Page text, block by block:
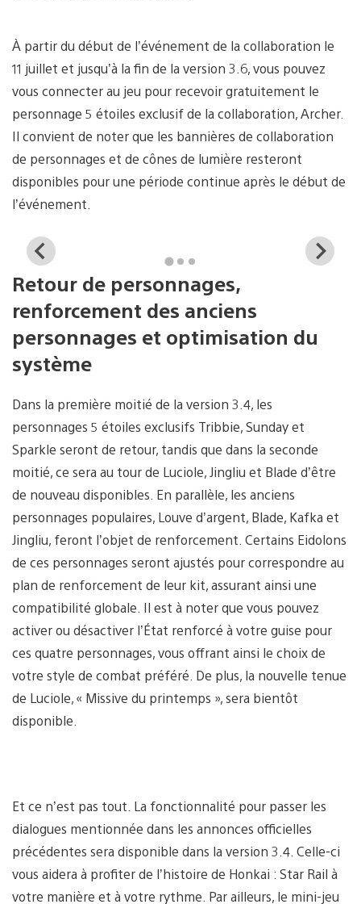
À partir du début de l’événement de la collaboration le
11 juillet et jusqu’à la fin de la version 3.6, vous pouvez
vous connecter au jeu pour recevoir gratuitement le
personnage 5 étoiles exclusif de la collaboration, Archer.
Il convient de noter que les bannières de collaboration
de personnages et de cônes de lumière resteront
disponibles pour une période continue après le début de
l’événement.
View
download
image
Retour de personnages,
renforcement des anciens
personnages et optimisation du
système
Dans la première moitié de la version 3.4, les
personnages 5 étoiles exclusifs Tribbie, Sunday et
Sparkle seront de retour, tandis que dans la seconde
moitié, ce sera au tour de Luciole, Jingliu et Blade d’être
de nouveau disponibles. En parallèle, les anciens
personnages populaires, Louve d’argent, Blade, Kafka et
Jingliu, feront l’objet de renforcement. Certains Eidolons
de ces personnages seront ajustés pour correspondre au
plan de renforcement de leur kit, assurant ainsi une
compatibilité globale. Il est à noter que vous pouvez
activer ou désactiver l’État renforcé à votre guise pour
ces quatre personnages, vous offrant ainsi le choix de
votre style de combat préféré. De plus, la nouvelle tenue
de Luciole, « Missive du printemps », sera bientôt
disponible.
Et ce n’est pas tout. La fonctionnalité pour passer les
dialogues mentionnée dans les annonces officielles
précédentes sera disponible dans la version 3.4. Celle-ci
vous aidera à profiter de l’histoire de Honkai : Star Rail à
votre manière et à votre rythme. Par ailleurs, le mini-jeu